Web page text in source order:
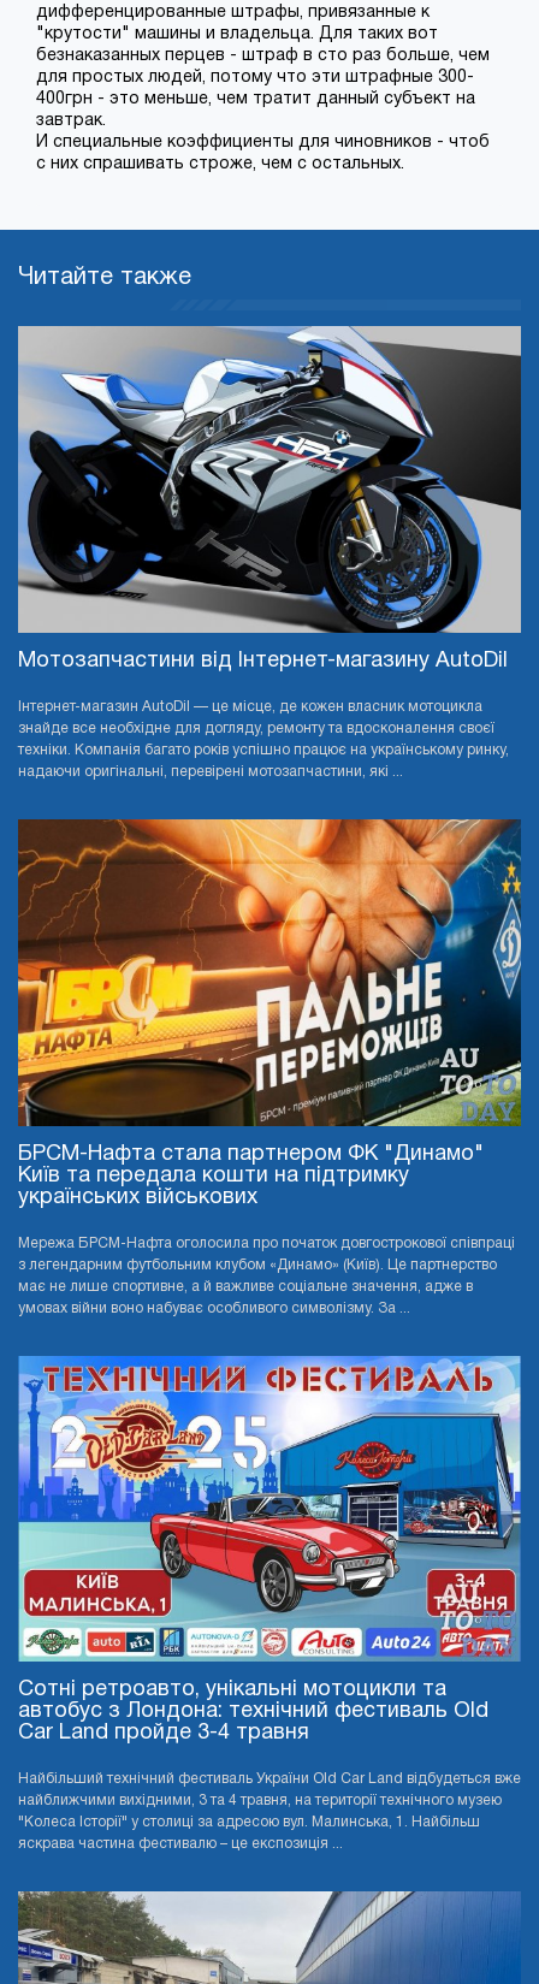
дифференцированные штрафы, привязанные к
"крутости" машины и владельца. Для таких вот
безнаказанных перцев - штраф в сто раз больше, чем
для простых людей, потому что эти штрафные 300-
400грн - это меньше, чем тратит данный субъект на
завтрак.
И специальные коэффициенты для чиновников - чтоб
с них спрашивать строже, чем с остальных.
Читайте также
Мотозапчастини від Інтернет-магазину AutoDil
Інтернет-магазин AutoDil — це місце, де кожен власник мотоцикла
знайде все необхідне для догляду, ремонту та вдосконалення своєї
техніки. Компанія багато років успішно працює на українському ринку,
надаючи оригінальні, перевірені мотозапчастини, які ...
БРСМ-Нафта стала партнером ФК "Динамо"
Київ та передала кошти на підтримку
українських військових
Мережа БРСМ-Нафта оголосила про початок довгострокової співпраці
з легендарним футбольним клубом «Динамо» (Київ). Це партнерство
має не лише спортивне, а й важливе соціальне значення, адже в
умовах війни воно набуває особливого символізму. За ...
Сотні ретроавто, унікальні мотоцикли та
автобус з Лондона: технічний фестиваль Old
Car Land пройде 3-4 травня
Найбільший технічний фестиваль України Old Car Land відбудеться вже
найближчими вихідними, 3 та 4 травня, на території технічного музею
"Колеса Історії" у столиці за адресою вул. Малинська, 1. Найбільш
яскрава частина фестивалю – це експозиція ...